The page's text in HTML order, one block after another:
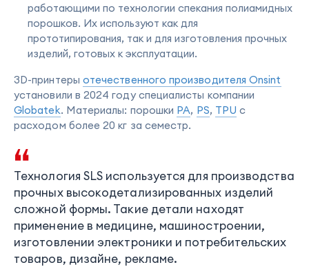
работающими по технологии спекания полиамидных
порошков. Их используют как для
прототипирования, так и для изготовления прочных
изделий, готовых к эксплуатации.
3D-принтеры отечественного производителя Onsint
установили в 2024 году специалисты компании
Globatek. Материалы: порошки PA, PS, TPU с
расходом более 20 кг за семестр.
Технология SLS используется для производства
прочных высокодетализированных изделий
сложной формы. Такие детали находят
применение в медицине, машиностроении,
изготовлении электроники и потребительских
товаров, дизайне, рекламе.